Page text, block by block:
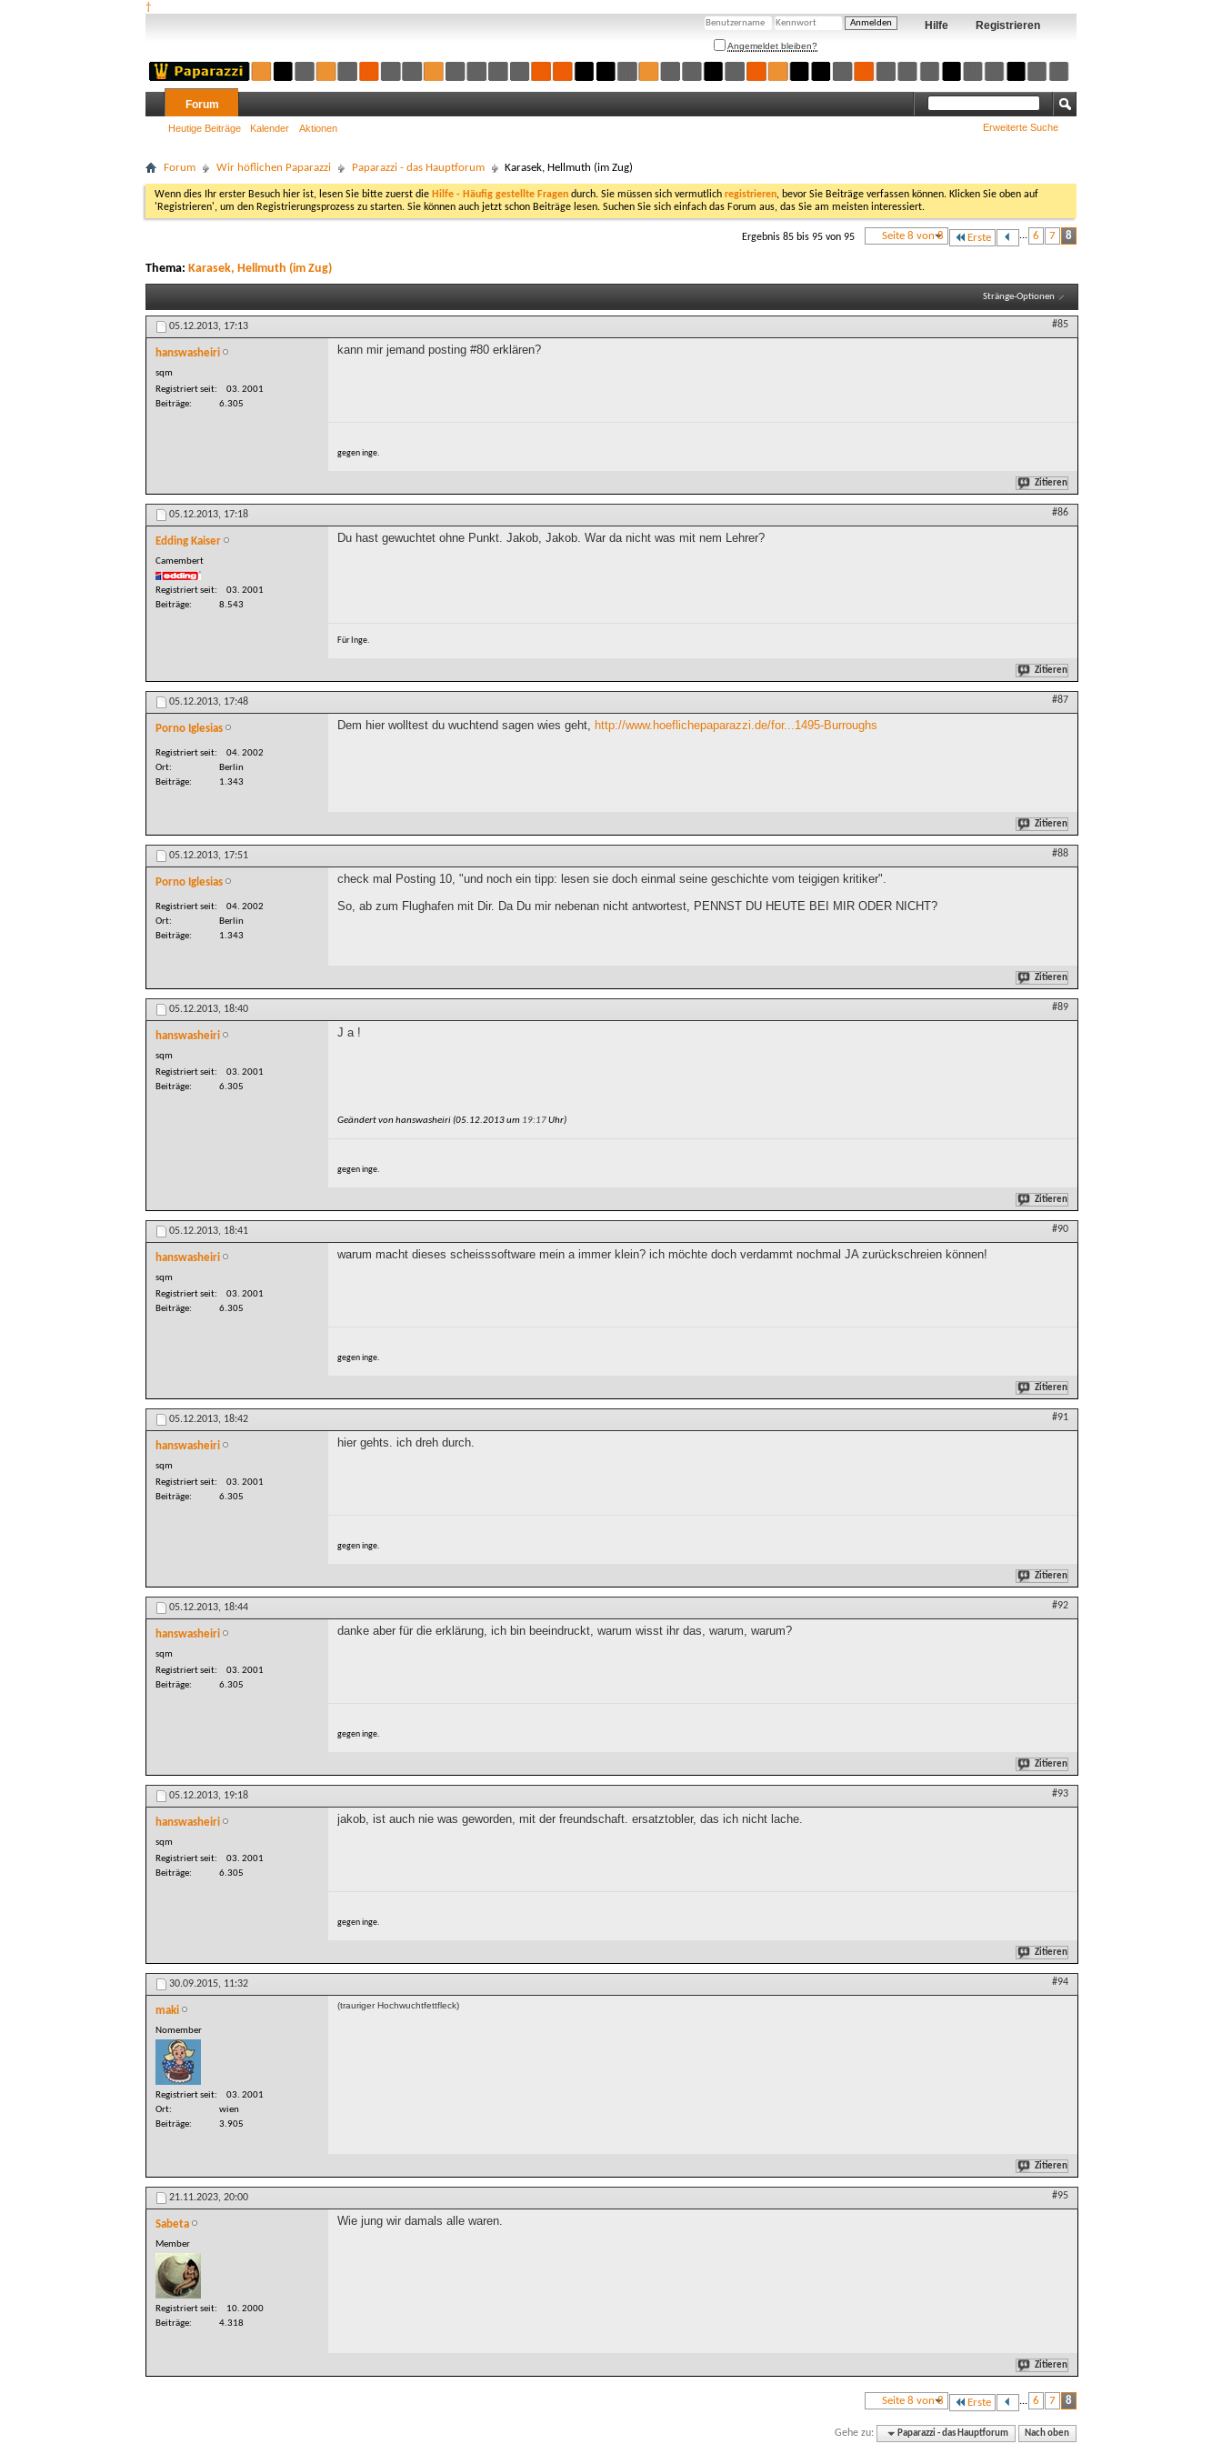
†
Registrieren
Hilfe
Angemeldet bleiben?
Forum
Heutige Beiträge Kalender Aktionen Erweiterte Suche
Forum Wir höflichen Paparazzi Paparazzi - das Hauptforum Karasek, Hellmuth (im Zug)
Wenn dies Ihr erster Besuch hier ist, lesen Sie bitte zuerst die Hilfe - Häufig gestellte Fragen durch. Sie müssen sich vermutlich registrieren, bevor Sie Beiträge verfassen können. Klicken Sie oben auf
'Registrieren', um den Registrierungsprozess zu starten. Sie können auch jetzt schon Beiträge lesen. Suchen Sie sich einfach das Forum aus, das Sie am meisten interessiert.
Seite 8 von 8 Erste ... 6 7 8
Ergebnis 85 bis 95 von 95
Thema: Karasek, Hellmuth (im Zug)
Stränge-Optionen
05.12.2013, 17:13 #85
hanswasheiri
sqm
Registriert seit
03. 2001
Beiträge
6.305
kann mir jemand posting #80 erklären?
gegen inge.
Zitieren
05.12.2013, 17:18 #86
Edding Kaiser
Camembert
Registriert seit
03. 2001
Beiträge
8.543
Du hast gewuchtet ohne Punkt. Jakob, Jakob. War da nicht was mit nem Lehrer?
Für Inge.
Zitieren
05.12.2013, 17:48 #87
Porno Iglesias
Registriert seit
04. 2002
Ort
Berlin
Beiträge
1.343
Dem hier wolltest du wuchtend sagen wies geht, http://www.hoeflichepaparazzi.de/for...1495-Burroughs
Zitieren
05.12.2013, 17:51 #88
Porno Iglesias
Registriert seit
04. 2002
Ort
Berlin
Beiträge
1.343
check mal Posting 10, "und noch ein tipp: lesen sie doch einmal seine geschichte vom teigigen kritiker".
So, ab zum Flughafen mit Dir. Da Du mir nebenan nicht antwortest, PENNST DU HEUTE BEI MIR ODER NICHT?
Zitieren
05.12.2013, 18:40 #89
hanswasheiri
sqm
Registriert seit
03. 2001
Beiträge
6.305
J a !
Geändert von hanswasheiri (05.12.2013 um 19:17Uhr)
gegen inge.
Zitieren
05.12.2013, 18:41 #90
hanswasheiri
sqm
Registriert seit
03. 2001
Beiträge
6.305
warum macht dieses scheisssoftware mein a immer klein? ich möchte doch verdammt nochmal JA zurückschreien können!
gegen inge.
Zitieren
05.12.2013, 18:42 #91
hanswasheiri
sqm
Registriert seit
03. 2001
Beiträge
6.305
hier gehts. ich dreh durch.
gegen inge.
Zitieren
05.12.2013, 18:44 #92
hanswasheiri
sqm
Registriert seit
03. 2001
Beiträge
6.305
danke aber für die erklärung, ich bin beeindruckt, warum wisst ihr das, warum, warum?
gegen inge.
Zitieren
05.12.2013, 19:18 #93
hanswasheiri
sqm
Registriert seit
03. 2001
Beiträge
6.305
jakob, ist auch nie was geworden, mit der freundschaft. ersatztobler, das ich nicht lache.
gegen inge.
Zitieren
30.09.2015, 11:32 #94
maki
Nomember
Registriert seit
03. 2001
Ort
wien
Beiträge
3.905
(trauriger Hochwuchtfettfleck)
Zitieren
21.11.2023, 20:00 #95
Sabeta
Member
Registriert seit
10. 2000
Beiträge
4.318
Wie jung wir damals alle waren.
Zitieren
Seite 8 von 8 Erste ... 6 7 8
Gehe zu: Paparazzi - das Hauptforum Nach oben